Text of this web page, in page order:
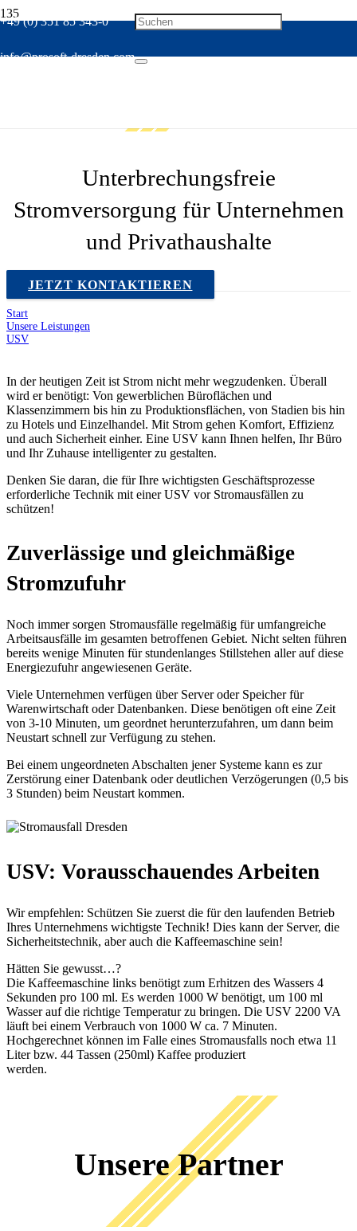
+49 (0) 351 85 343-0
info@prosoft-dresden.com
Unterbrechungsfreie
Stromversorgung für Unternehmen
und Privathaushalte
JETZT KONTAKTIEREN
Start
Unsere Leistungen
USV
In der heutigen Zeit ist Strom nicht mehr wegzudenken. Überall
wird er benötigt: Von gewerblichen Büroflächen und
Klassenzimmern bis hin zu Produktionsflächen, von Stadien bis hin
zu Hotels und Einzelhandel. Mit Strom gehen Komfort, Effizienz
und auch Sicherheit einher. Eine USV kann Ihnen helfen, Ihr Büro
und Ihr Zuhause intelligenter zu gestalten.
Denken Sie daran, die für Ihre wichtigsten Geschäftsprozesse
erforderliche Technik mit einer USV vor Stromausfällen zu
schützen!
Zuverlässige und gleichmäßige
Stromzufuhr
Noch immer sorgen Stromausfälle regelmäßig für umfangreiche
Arbeitsausfälle im gesamten betroffenen Gebiet. Nicht selten führen
bereits wenige Minuten für stundenlanges Stillstehen aller auf diese
Energiezufuhr angewiesenen Geräte.
Viele Unternehmen verfügen über Server oder Speicher für
Warenwirtschaft oder Datenbanken. Diese benötigen oft eine Zeit
von 3-10 Minuten, um geordnet herunterzufahren, um dann beim
Neustart schnell zur Verfügung zu stehen.
Bei einem ungeordneten Abschalten jener Systeme kann es zur
Zerstörung einer Datenbank oder deutlichen Verzögerungen (0,5 bis
3 Stunden) beim Neustart kommen.
USV: Vorausschauendes Arbeiten
Wir empfehlen: Schützen Sie zuerst die für den laufenden Betrieb
Ihres Unternehmens wichtigste Technik! Dies kann der Server, die
Sicherheitstechnik, aber auch die Kaffeemaschine sein!
Hätten Sie gewusst…?
Die Kaffeemaschine links benötigt zum Erhitzen des Wassers 4
Sekunden pro 100 ml. Es werden 1000 W benötigt, um 100 ml
Wasser auf die richtige Temperatur zu bringen. Die USV 2200 VA
läuft bei einem Verbrauch von 1000 W ca. 7 Minuten.
Hochgerechnet können im Falle eines Stromausfalls noch etwa 11
Liter bzw. 44 Tassen (250ml) Kaffee produziert
werden.
Unsere Partner